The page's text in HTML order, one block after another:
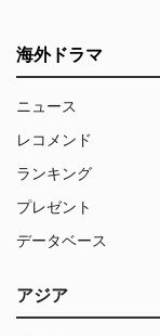
海外ドラマ
ニュース
レコメンド
ランキング
プレゼント
データベース
アジア